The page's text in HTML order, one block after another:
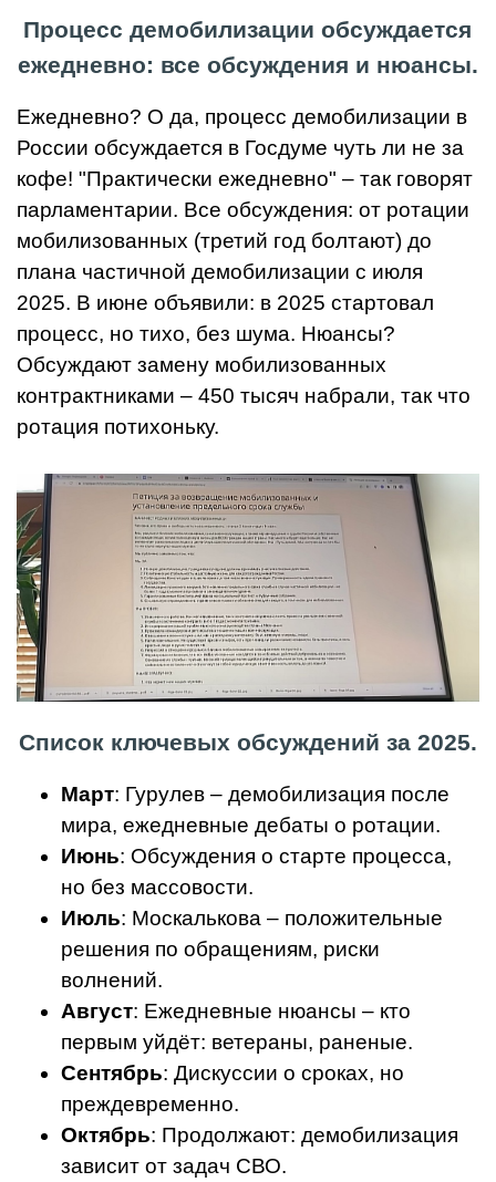
Процесс демобилизации обсуждается
ежедневно: все обсуждения и нюансы.
Ежедневно? О да, процесс демобилизации в
России обсуждается в Госдуме чуть ли не за
кофе! "Практически ежедневно" – так говорят
парламентарии. Все обсуждения: от ротации
мобилизованных (третий год болтают) до
плана частичной демобилизации с июля
2025. В июне объявили: в 2025 стартовал
процесс, но тихо, без шума. Нюансы?
Обсуждают замену мобилизованных
контрактниками – 450 тысяч набрали, так что
ротация потихоньку.
Список ключевых обсуждений за 2025.
Март: Гурулев – демобилизация после
мира, ежедневные дебаты о ротации.
Июнь: Обсуждения о старте процесса,
но без массовости.
Июль: Москалькова – положительные
решения по обращениям, риски
волнений.
Август: Ежедневные нюансы – кто
первым уйдёт: ветераны, раненые.
Сентябрь: Дискуссии о сроках, но
преждевременно.
Октябрь: Продолжают: демобилизация
зависит от задач СВО.